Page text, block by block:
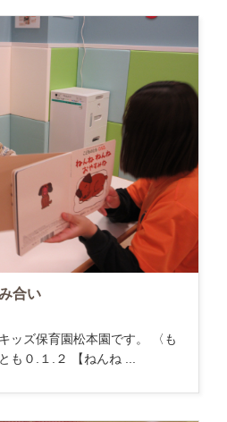
合い
ッズ保育園松本園です。 〈も
も０.１.２ 【ねんね ...